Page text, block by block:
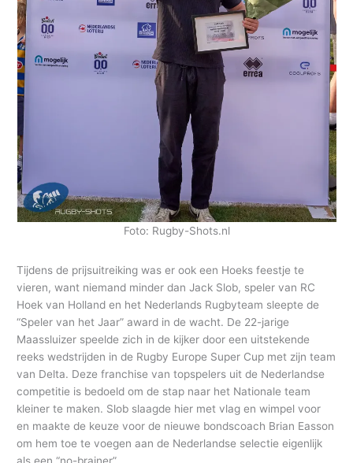
Foto: Rugby-Shots.nl
Tijdens de prijsuitreiking was er ook een Hoeks feestje te
vieren, want niemand minder dan Jack Slob, speler van RC
Hoek van Holland en het Nederlands Rugbyteam sleepte de
“Speler van het Jaar” award in de wacht. De 22-jarige
Maassluizer speelde zich in de kijker door een uitstekende
reeks wedstrijden in de Rugby Europe Super Cup met zijn team
van Delta. Deze franchise van topspelers uit de Nederlandse
competitie is bedoeld om de stap naar het Nationale team
kleiner te maken. Slob slaagde hier met vlag en wimpel voor
en maakte de keuze voor de nieuwe bondscoach Brian Easson
om hem toe te voegen aan de Nederlandse selectie eigenlijk
als een “no-brainer”.